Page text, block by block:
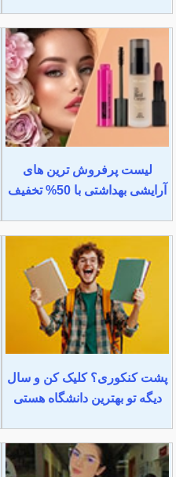
لیست پرفروش ترین های
آرایشی بهداشتی با 50% تخفیف
پشت کنکوری؟ کلیک کن و سال
دیگه تو بهترین دانشگاه هستی